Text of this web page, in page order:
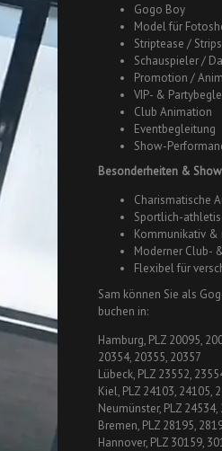
Gogo Boy
Model für
Striptease /
Schauspieler /
Promotion /
VIP- &
Club Animation
Eventbegleitung
Show-
Besonderheiten &
Charismatische
Sportlich-
Kommunikativ &
Moderner Club-
Flexibel für
Sam können Sie als
buchen in:
Hamburg, PLZ 20095,
20354, 20355, 20357
Lübeck, PLZ 23552,
Kiel, PLZ 24103, 24105,
Neumünster, PLZ
Bremen, PLZ 28195,
Hannover, PLZ 30159,